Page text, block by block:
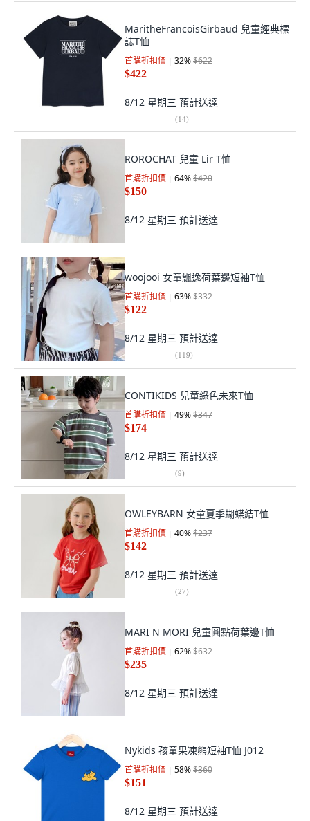
MaritheFrancoisGirbaud 兒童經典標
誌T恤
首購折扣價 32%$622
$422
8/12 星期三 預計送達
(14)
ROROCHAT 兒童 Lir T恤
首購折扣價 64%$420
$150
8/12 星期三 預計送達
woojooi 女童飄逸荷葉邊短袖T恤
首購折扣價 63%$332
$122
8/12 星期三 預計送達
(119)
CONTIKIDS 兒童綠色未來T恤
首購折扣價 49%$347
$174
8/12 星期三 預計送達
(9)
OWLEYBARN 女童夏季蝴蝶結T恤
首購折扣價 40%$237
$142
8/12 星期三 預計送達
(27)
MARI N MORI 兒童圓點荷葉邊T恤
首購折扣價 62%$632
$235
8/12 星期三 預計送達
Nykids 孩童果凍熊短袖T恤 J012
首購折扣價 58%$360
$151
8/12 星期三 預計送達